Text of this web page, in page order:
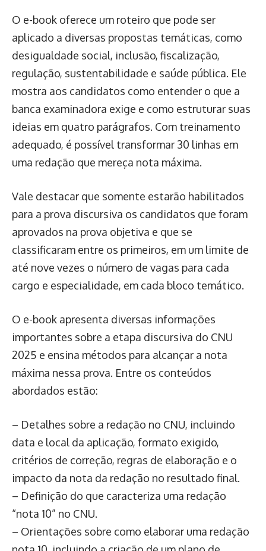
O e-book oferece um roteiro que pode ser
aplicado a diversas propostas temáticas, como
desigualdade social, inclusão, fiscalização,
regulação, sustentabilidade e saúde pública. Ele
mostra aos candidatos como entender o que a
banca examinadora exige e como estruturar suas
ideias em quatro parágrafos. Com treinamento
adequado, é possível transformar 30 linhas em
uma redação que mereça nota máxima.
Vale destacar que somente estarão habilitados
para a prova discursiva os candidatos que foram
aprovados na prova objetiva e que se
classificaram entre os primeiros, em um limite de
até nove vezes o número de vagas para cada
cargo e especialidade, em cada bloco temático.
O e-book apresenta diversas informações
importantes sobre a etapa discursiva do CNU
2025 e ensina métodos para alcançar a nota
máxima nessa prova. Entre os conteúdos
abordados estão:
– Detalhes sobre a redação no CNU, incluindo
data e local da aplicação, formato exigido,
critérios de correção, regras de elaboração e o
impacto da nota da redação no resultado final.
– Definição do que caracteriza uma redação
“nota 10” no CNU.
– Orientações sobre como elaborar uma redação